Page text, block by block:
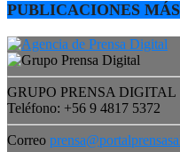
PUBLICACIONES
GRUPO PRENSA DIGITAL
Teléfono: +56 9 4817 5372
Correo